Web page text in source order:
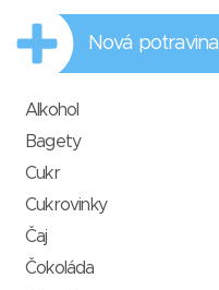
Nová potravina
Alkohol
Bagety
Cukr
Cukrovinky
Čaj
Čokoláda